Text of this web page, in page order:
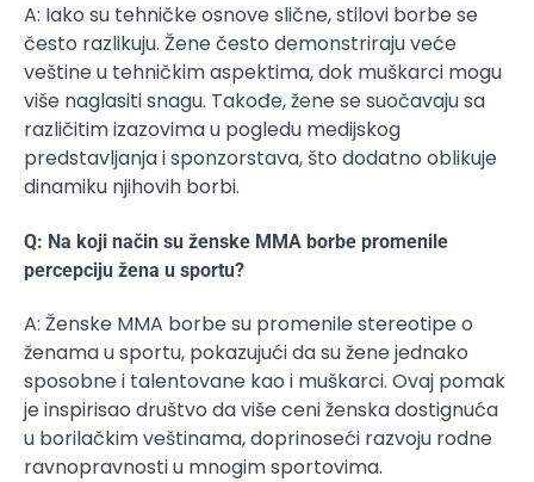
A: Iako su tehničke osnove slične, stilovi borbe se
često razlikuju. Žene često demonstriraju veće
veštine u tehničkim aspektima, dok muškarci mogu
više naglasiti snagu. Takođe, žene se suočavaju sa
različitim izazovima u pogledu medijskog
predstavljanja i sponzorstava, što dodatno oblikuje
dinamiku njihovih borbi.
Q: Na koji način su ženske MMA borbe promenile
percepciju žena u sportu?
A: Ženske MMA borbe su promenile stereotipe o
ženama u sportu, pokazujući da su žene jednako
sposobne i talentovane kao i muškarci. Ovaj pomak
je inspirisao društvo da više ceni ženska dostignuća
u borilačkim veštinama, doprinoseći razvoju rodne
ravnopravnosti u mnogim sportovima.